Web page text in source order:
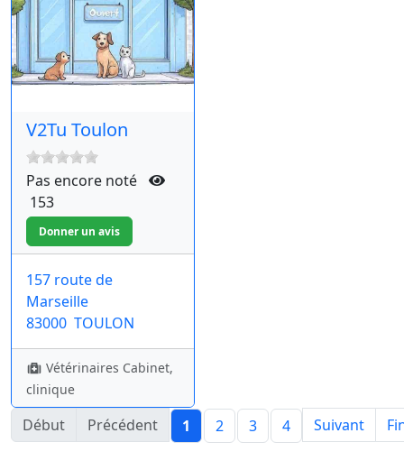
V2Tu Toulon
Pas encore noté
153
157 route de
Marseille
83000 TOULON
Vétérinaires Cabinet,
clinique
Début Précédent 1 2 3 4 Suivant